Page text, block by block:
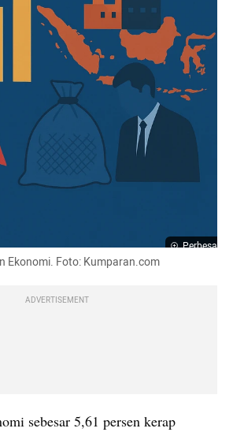
Perbesar
Ekonomi. Foto: Kumparan.com
ADVERTISEMENT
sebesar 5,61 persen kerap